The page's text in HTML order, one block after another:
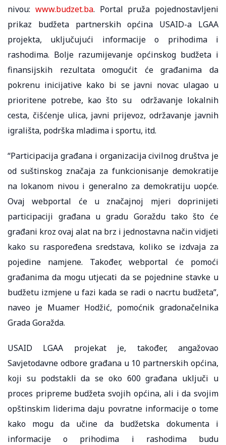
nivou: www.budzet.ba. Portal pruža pojednostavljeni
prikaz budžeta partnerskih općina USAID-a LGAA
projekta, uključujući informacije o prihodima i
rashodima. Bolje razumijevanje općinskog budžeta i
finansijskih rezultata omogućit će građanima da
pokrenu inicijative kako bi se javni novac ulagao u
prioritene potrebe, kao što su održavanje lokalnih
cesta, čišćenje ulica, javni prijevoz, održavanje javnih
igrališta, podrška mladima i sportu, itd.
“Participacija građana i organizacija civilnog društva je
od suštinskog značaja za funkcionisanje demokratije
na lokanom nivou i generalno za demokratiju uopće.
Ovaj webportal će u značajnoj mjeri doprinijeti
participaciji građana u gradu Goraždu tako što će
građani kroz ovaj alat na brz i jednostavna način vidjeti
kako su raspoređena sredstava, koliko se izdvaja za
pojedine namjene. Također, webportal će pomoći
građanima da mogu utjecati da se pojednine stavke u
budžetu izmjene u fazi kada se radi o nacrtu budžeta”,
naveo je Muamer Hodžić, pomoćnik gradonačelnika
Grada Goražda.
USAID LGAA projekat je, također, angažovao
Savjetodavne odbore građana u 10 partnerskih općina,
koji su podstakli da se oko 600 građana uključi u
proces pripreme budžeta svojih općina, ali i da svojim
opštinskim liderima daju povratne informacije o tome
kako mogu da učine da budžetska dokumenta i
informacije o prihodima i rashodima budu